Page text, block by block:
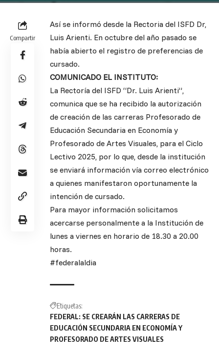
Compartir
Así se informó desde la Rectoria del ISFD Dr,
Luis Arienti. En octubre del año pasado se
había abierto el registro de preferencias de
cursado.
COMUNICADO EL INSTITUTO:
La Rectoría del ISFD “Dr. Luis Arienti”,
comunica que se ha recibido la autorización
de creación de las carreras Profesorado de
Educación Secundaria en Economía y
Profesorado de Artes Visuales, para el Ciclo
Lectivo 2025, por lo que, desde la institución
se enviará información vía correo electrónico
a quienes manifestaron oportunamente la
intención de cursado.
Para mayor información solicitamos
acercarse personalmente a la Institución de
lunes a viernes en horario de 18.30 a 20.00
horas.
#federalaldia
Etiquetas:
FEDERAL: SE CREARÁN LAS CARRERAS DE
EDUCACIÓN SECUNDARIA EN ECONOMÍA Y
PROFESORADO DE ARTES VISUALES